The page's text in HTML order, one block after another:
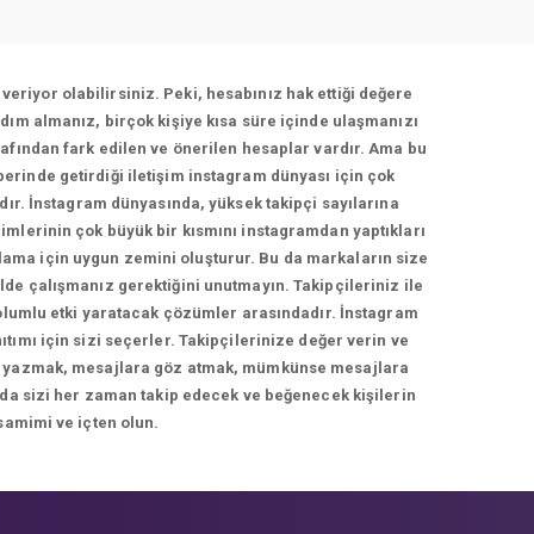
olabilirsiniz. Peki, hesabınız hak ettiği değere
almanız, birçok kişiye kısa süre içinde ulaşmanızı
fark edilen ve önerilen hesaplar vardır. Ama bu
getirdiği iletişim instagram dünyası için çok
İnstagram dünyasında, yüksek takipçi sayılarına
çok büyük bir kısmını instagramdan yaptıkları
için uygun zemini oluşturur. Bu da markaların size
çalışmanız gerektiğini unutmayın. Takipçileriniz ile
etki yaratacak çözümler arasındadır. İnstagram
için sizi seçerler. Takipçilerinize değer verin ve
mesajlara göz atmak, mümkünse mesajlara
sizi her zaman takip edecek ve beğenecek kişilerin
ve içten olun.